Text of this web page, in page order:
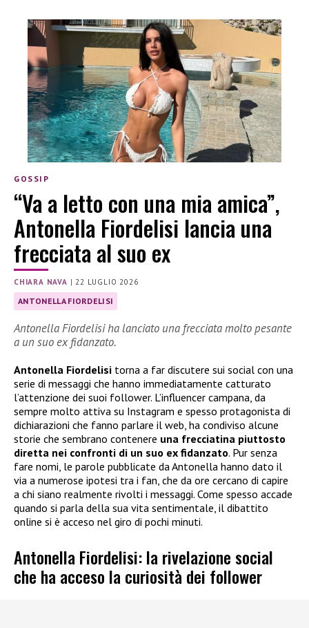
GOSSIP
“Va a letto con una mia amica”,
Antonella Fiordelisi lancia una
frecciata al suo ex
CHIARA NAVA | 22 LUGLIO 2026
ANTONELLA FIORDELISI
Antonella Fiordelisi ha lanciato una frecciata molto pesante
a un suo ex fidanzato.
Antonella Fiordelisi torna a far discutere sui social con una
serie di messaggi che hanno immediatamente catturato
l’attenzione dei suoi follower. L’influencer campana, da
sempre molto attiva su Instagram e spesso protagonista di
dichiarazioni che fanno parlare il web, ha condiviso alcune
storie che sembrano contenere una frecciatina piuttosto
diretta nei confronti di un suo ex fidanzato. Pur senza
fare nomi, le parole pubblicate da Antonella hanno dato il
via a numerose ipotesi tra i fan, che da ore cercano di capire
a chi siano realmente rivolti i messaggi. Come spesso accade
quando si parla della sua vita sentimentale, il dibattito
online si è acceso nel giro di pochi minuti.
Antonella Fiordelisi: la rivelazione social
che ha acceso la curiosità dei follower